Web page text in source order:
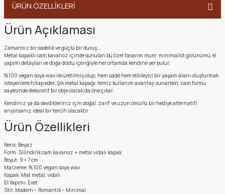
ÜRÜN ÖZELLİKLERİ
Ürün Açıklaması
Zamansız bir sadelik ve güçlü bir duruş…
Metal kapaklı cam kavanoz içinde sunulan bu özel tasarım mum; minimalist görünümü, el
yapımı detayları ve doğa dostu içeriğiyle her ortamda kendine yer bulur.
%100 vegan soya wax ile üretilmiş olup; hem sade hem etkileyici bir yaşam alanı oluşturmak
isteyenlere hitap eder. Şık metal kapağı, temiz kullanım avantajı sunarken; cam formu
sayesinde dekoratif bir obje olarak da öne çıkar.
Kendiniz ya da sevdikleriniz için doğal, zarif ve uzun ömürlü bir hediye alternatifi
arıyorsanız ideal bir tercih olacaktır.
Ürün Özellikleri
Renk: Beyaz
Form: Silindirik cam kavanoz + metal vidalı kapak
Boyut: 9 × 7 cm
Malzeme: %100 vegan soya wax
Kapak: Mat metal, vidalı
El Yapımı: Evet
Stil: Modern – Romantik – Minimal